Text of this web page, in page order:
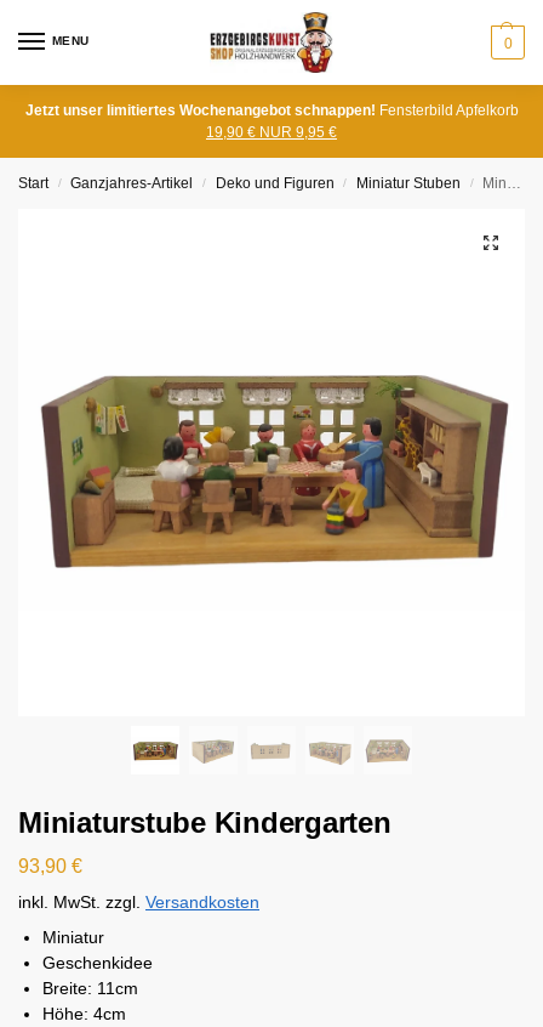
MENU 0
Jetzt unser limitiertes Wochenangebot schnappen! Fensterbild Apfelkorb
19,90 € NUR 9,95 €
Start / Ganzjahres-Artikel / Deko und Figuren / Miniatur Stuben / Miniaturstube Kindergarten
Miniaturstube Kindergarten
93,90 €
inkl. MwSt. zzgl. Versandkosten
Miniatur
Geschenkidee
Breite: 11cm
Höhe: 4cm